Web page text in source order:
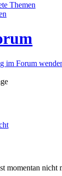
Themen
im Forum
momentan nicht